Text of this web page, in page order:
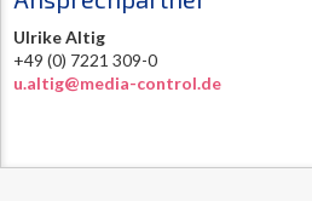
Ulrike Altig
+49 (0) 7221 309-0
u.altig@media-control.de